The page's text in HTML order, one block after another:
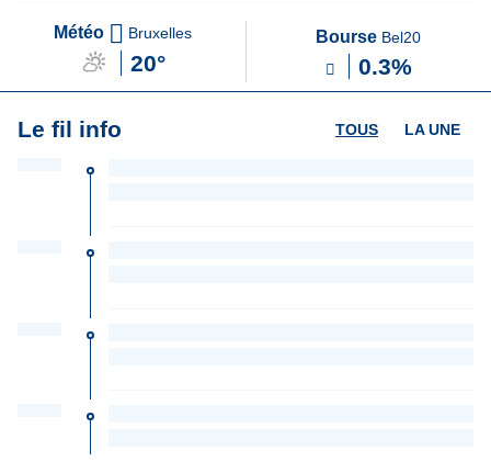
Météo Bruxelles
20°
Bourse Bel20
0.3%
Le fil info LA UNE
TOUS